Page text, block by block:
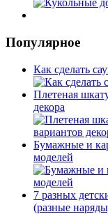
Популярное
Как сделать
Плетеная
декора
Бумажные и
моделей
7 разных
(разные